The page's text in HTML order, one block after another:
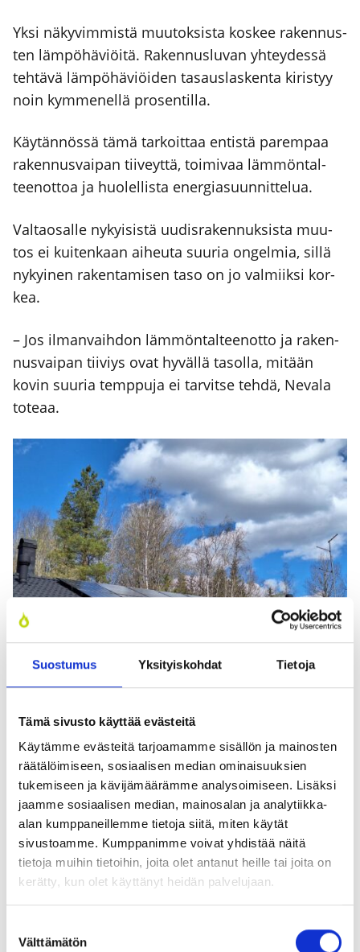
Suostumus Yksityiskohdat Tietoja
Tämä sivusto käyttää evästeitä
Käytämme evästeitä tarjoamamme sisällön ja mainosten
räätälöimiseen, sosiaalisen median ominaisuuksien
tukemiseen ja kävijämäärämme analysoimiseen. Lisäksi
jaamme sosiaalisen median, mainosalan ja analytiikka-
alan kumppaneillemme tietoja siitä, miten käytät
sivustoamme. Kumppanimme voivat yhdistää näitä
tietoja muihin tietoihin, joita olet antanut heille tai joita on
kerätty, kun olet käyttänyt heidän palvelujaan.
valinta
Välttämätön
Yksi näky­vim­mis­tä muu­tok­sis­ta kos­kee raken­nus­
ten läm­pö­hä­viöi­tä. Raken­nus­lu­van yhtey­des­sä
teh­tä­vä läm­pö­hä­viöi­den tasaus­las­ken­ta kiris­tyy
noin kym­me­nel­lä pro­sen­til­la.
Käy­tän­nös­sä tämä tar­koit­taa entis­tä parem­paa
raken­nus­vai­pan tii­veyt­tä, toi­mi­vaa läm­mön­tal­
teen­ot­toa ja huo­lel­lis­ta ener­gia­suun­nit­te­lua.
Val­tao­sal­le nykyi­sis­tä uudis­ra­ken­nuk­sis­ta muu­
tos ei kui­ten­kaan aiheu­ta suu­ria ongel­mia, sil­lä
nykyi­nen raken­ta­mi­sen taso on jo val­miik­si kor­
kea.
– Jos ilman­vaih­don läm­mön­tal­teen­ot­to ja raken­
nus­vai­pan tii­viys ovat hyväl­lä tasol­la, mitään
kovin suu­ria temp­pu­ja ei tar­vit­se teh­dä, Neva­la
tote­aa.
tavan­omai­nen inves­toin­ti. EPBD-direk­tii­vi nos­taa aurin­koe­ner­gian
entis­tä vah­vem­min mukaan myös uudis­ra­ken­ta­mi­sen suun­nit­te­
luun, mut­ta auto­maat­tis­ta aurin­ko­pa­nee­li­pak­koa ei ole tulos­sa.
Aurin­ko­pa­nee­lit tule­vat mukaan kes­kus­te­
luun
Yksi pal­jon huo­mio­ta saa­nut osa direk­tii­viä liit­tyy
aurin­koe­ner­gi­aan.